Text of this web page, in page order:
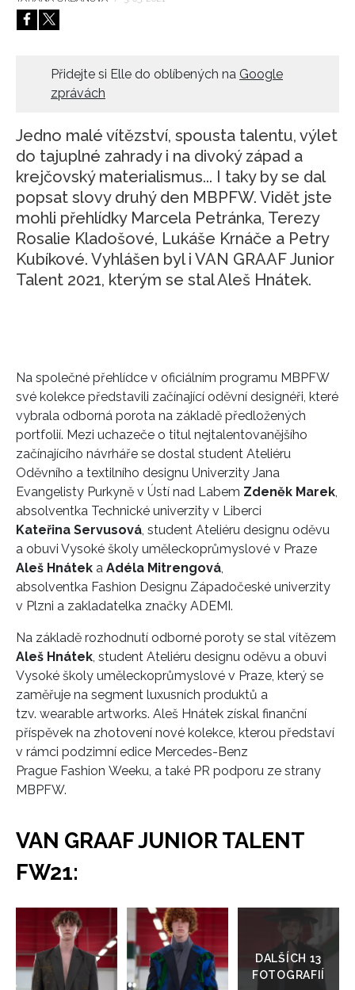
HOME
Přidejte si Elle do oblíbených na Google
zprávách
Jedno malé vítězství, spousta talentu, výlet
do tajuplné zahrady i na divoký západ a
krejčovský materialismus... I taky by se dal
popsat slovy druhý den MBPFW. Vidět jste
mohli přehlídky Marcela Petránka, Terezy
Rosalie Kladošové, Lukáše Krnáče a Petry
Kubíkové. Vyhlášen byl i VAN GRAAF Junior
Talent 2021, kterým se stal Aleš Hnátek.
Na společné přehlídce v oficiálním programu MBPFW
své kolekce představili začínající oděvní designéři, které
vybrala odborná porota na základě předložených
portfolií. Mezi uchazeče o titul nejtalentovanějšího
začínajícího návrháře se dostal student Ateliéru
Oděvního a textilního designu Univerzity Jana
Evangelisty Purkyně v Ústí nad Labem Zdeněk Marek
absolventka Technické univerzity v Liberci
Kateřina Servusová , student Ateliéru designu oděvu
a obuvi Vysoké školy uměleckoprůmyslové v Praze
Aleš Hnátek a Adéla Mitrengová
absolventka Fashion Designu Západočeské univerzity
v Plzni a zakladatelka značky ADEMI.
Na základě rozhodnutí odborné poroty se stal vítězem
Aleš Hnátek , student Ateliéru designu oděvu a obuvi
Vysoké školy uměleckoprůmyslové v Praze, který se
zaměřuje na segment luxusních produktů a
tzv. wearable artworks. Aleš Hnátek získal finanční
příspěvek na zhotovení nové kolekce, kterou představí
v rámci podzimní edice Mercedes-Benz
Prague Fashion Weeku, a také PR podporu ze strany
MBPFW.
VAN GRAAF JUNIOR TALENT
FW21:
galerie